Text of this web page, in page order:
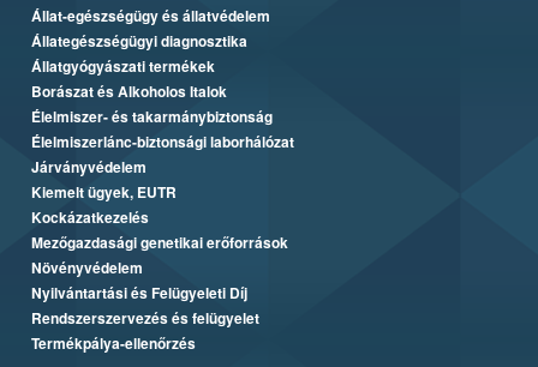
Állat-egészségügy és állatvédelem
Állategészségügyi diagnosztika
Állatgyógyászati termékek
Borászat és Alkoholos Italok
Élelmiszer- és takarmánybiztonság
Élelmiszerlánc-biztonsági laborhálózat
Járványvédelem
Kiemelt ügyek, EUTR
Kockázatkezelés
Mezőgazdasági genetikai erőforrások
Növényvédelem
Nyilvántartási és Felügyeleti Díj
Rendszerszervezés és felügyelet
Termékpálya-ellenőrzés